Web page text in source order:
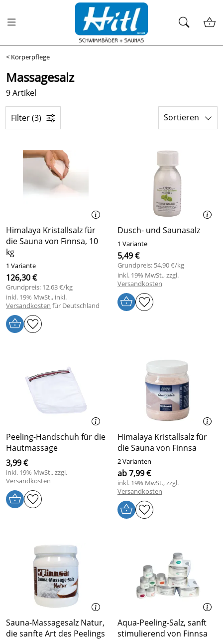
< Körperpflege
Massagesalz
9 Artikel
Filter (3) Sortieren
Himalaya Kristallsalz für
die Sauna von Finnsa, 10
kg
1 Variante
126,30 €
Grundpreis: 12,63 €/kg
inkl. 19% MwSt., inkl.
Versandkosten für Deutschland
Dusch- und Saunasalz
1 Variante
5,49 €
Grundpreis: 54,90 €/kg
inkl. 19% MwSt., zzgl.
Versandkosten
Peeling-Handschuh für die
Hautmassage
3,99 €
inkl. 19% MwSt., zzgl.
Versandkosten
Himalaya Kristallsalz für
die Sauna von Finnsa
2 Varianten
ab 7,99 €
inkl. 19% MwSt., zzgl.
Versandkosten
Sauna-Massagesalz Natur,
die sanfte Art des Peelings
Aqua-Peeling-Salz, sanft
stimulierend von Finnsa